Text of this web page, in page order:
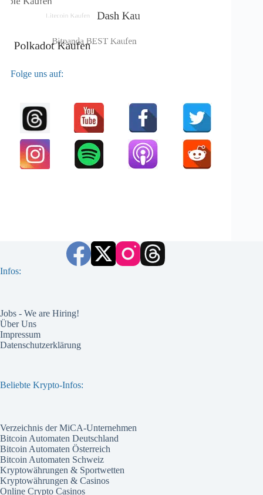
Folge uns auf:
Infos:
Jobs - We are Hiring!
Über Uns
Impressum
Datenschutzerklärung
Beliebte Krypto-Infos:
Verzeichnis der MiCA-Unternehmen
Bitcoin Automaten Deutschland
Bitcoin Automaten Österreich
Bitcoin Automaten Schweiz
Kryptowährungen & Sportwetten
Kryptowährungen & Casinos
Online Crypto Casinos